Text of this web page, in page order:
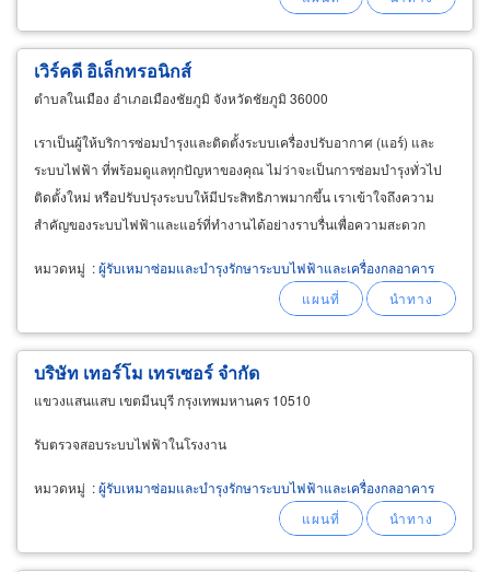
เวิร์คดี อิเล็กทรอนิกส์
ตำบลในเมือง อำเภอเมืองชัยภูมิ จังหวัดชัยภูมิ 36000
เราเป็นผู้ให้บริการซ่อมบำรุงและติดตั้งระบบเครื่องปรับอากาศ (แอร์) และ
ระบบไฟฟ้า ที่พร้อมดูแลทุกปัญหาของคุณ ไม่ว่าจะเป็นการซ่อมบำรุงทั่วไป
ติดตั้งใหม่ หรือปรับปรุงระบบให้มีประสิทธิภาพมากขึ้น เราเข้าใจถึงความ
สำคัญของระบบไฟฟ้าและแอร์ที่ทำงานได้อย่างราบรื่นเพื่อความสะดวก
หมวดหมู่ :ผู้รับเหมาซ่อมและบำรุงรักษาระบบไฟฟ้าและเครื่องกลอาคาร
บริษัท เทอร์โม เทรเซอร์ จำกัด
แขวงแสนแสบ เขตมีนบุรี กรุงเทพมหานคร 10510
รับตรวจสอบระบบไฟฟ้าในโรงงาน
หมวดหมู่ :ผู้รับเหมาซ่อมและบำรุงรักษาระบบไฟฟ้าและเครื่องกลอาคาร